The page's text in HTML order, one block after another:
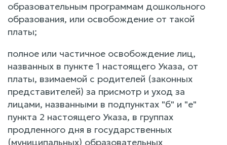
образовательным программам дошкольного
образования, или освобождение от такой
платы;
полное или частичное освобождение лиц,
названных в пункте 1 настоящего Указа, от
платы, взимаемой с родителей (законных
представителей) за присмотр и уход за
лицами, названными в подпунктах "б" и "е"
пункта 2 настоящего Указа, в группах
продленного дня в государственных
(муниципальных) образовательных